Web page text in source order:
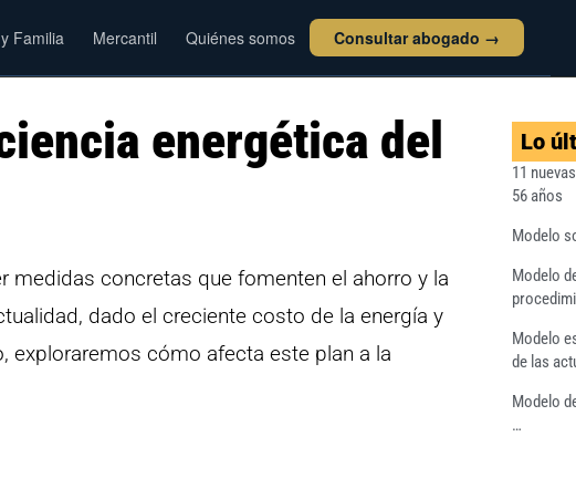
Familia Mercantil Quiénes somos Consultar abogado →
energética del
medidas concretas que fomenten el ahorro y la
dado el creciente costo de la energía y
exploraremos cómo afecta este plan a la
Lo
11
56 años
Modelo
Modelo
Modelo
de las
Modelo
…